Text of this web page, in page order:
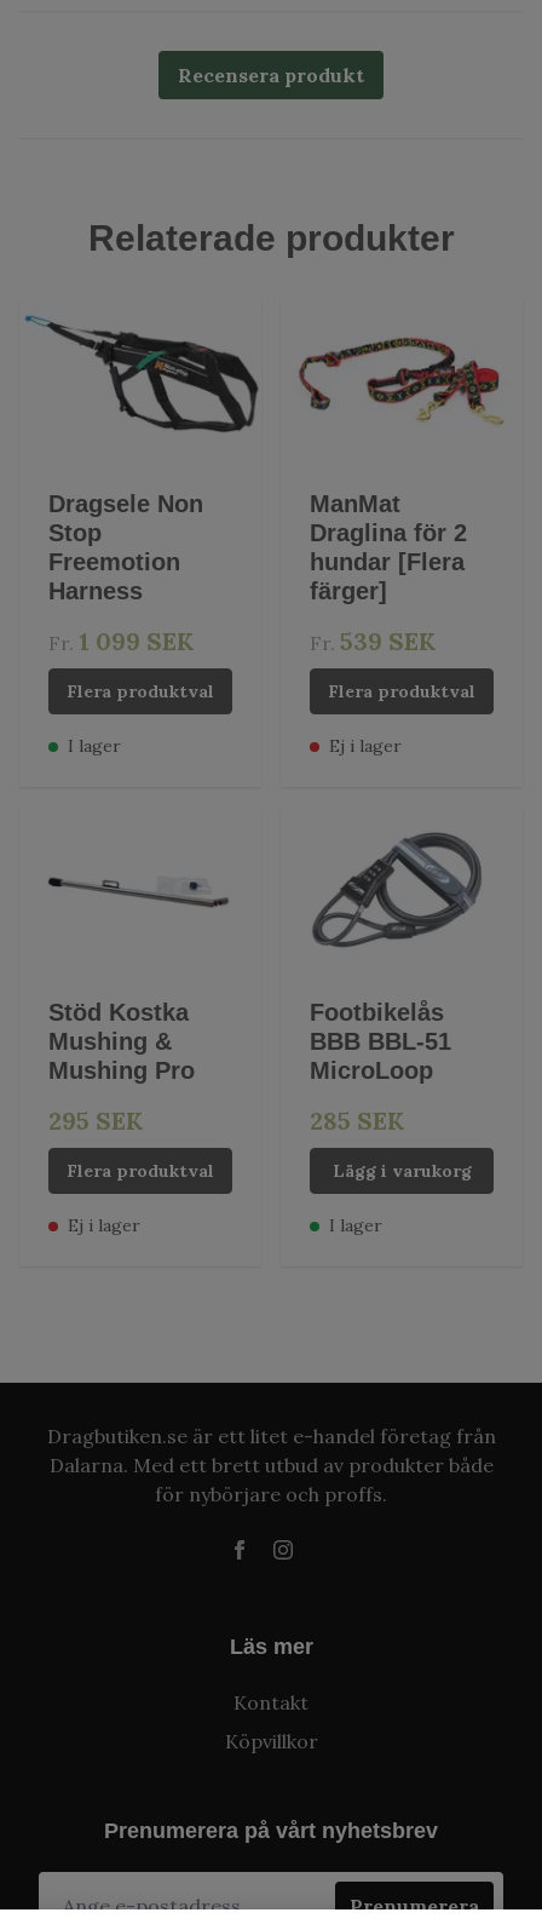
Recensera produkt
Relaterade produkter
Dragsele Non
Stop
Freemotion
Harness
Fr. 1 099 SEK
Flera produktval
I lager
ManMat
Draglina för 2
hundar [Flera
färger]
Fr. 539 SEK
Flera produktval
Ej i lager
Stöd Kostka
Mushing &
Mushing Pro
295 SEK
Flera produktval
Ej i lager
Footbikelås
BBB BBL-51
MicroLoop
285 SEK
Lägg i varukorg
I lager
Dragbutiken.se är ett litet e-handel företag från
Dalarna. Med ett brett utbud av produkter både
för nybörjare och proffs.
Läs mer
Kontakt
Köpvillkor
Prenumerera på vårt nyhetsbrev
Prenumerera